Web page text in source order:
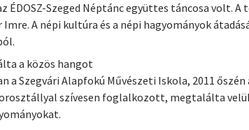
ÉDOSZ-Szeged Néptánc együttes táncosa volt.
Imre. A népi kultúra és a népi hagyományok
a közös hangot
a Szegvári Alapfokú Művészeti Iskola, 2011
szívesen foglalkozott, megtalálta